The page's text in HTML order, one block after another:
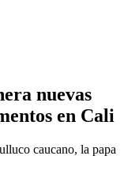
nuevas
en Cali
caucano, la papa